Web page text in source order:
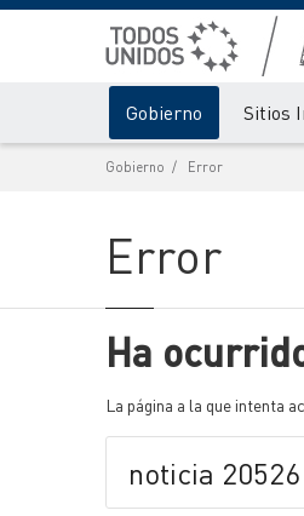
Gobierno Sitios
Gobierno Error
Error
Ha
La página a la que intenta